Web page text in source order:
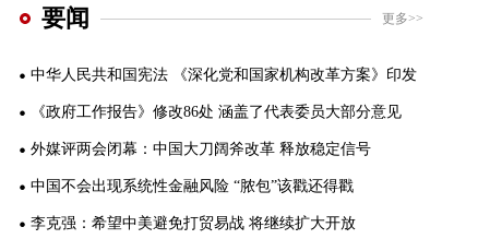
要闻 更多>>
中华人民共和国宪法 《深化党和国家机构改革方案》印发
《政府工作报告》修改86处 涵盖了代表委员大部分意见
外媒评两会闭幕：中国大刀阔斧改革 释放稳定信号
中国不会出现系统性金融风险 “脓包”该戳还得戳
李克强：希望中美避免打贸易战 将继续扩大开放